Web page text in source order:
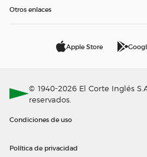
Otros enlaces
Apple Store
© 1940-2026 El Corte Inglés
reservados.
Condiciones de uso
Política de privacidad